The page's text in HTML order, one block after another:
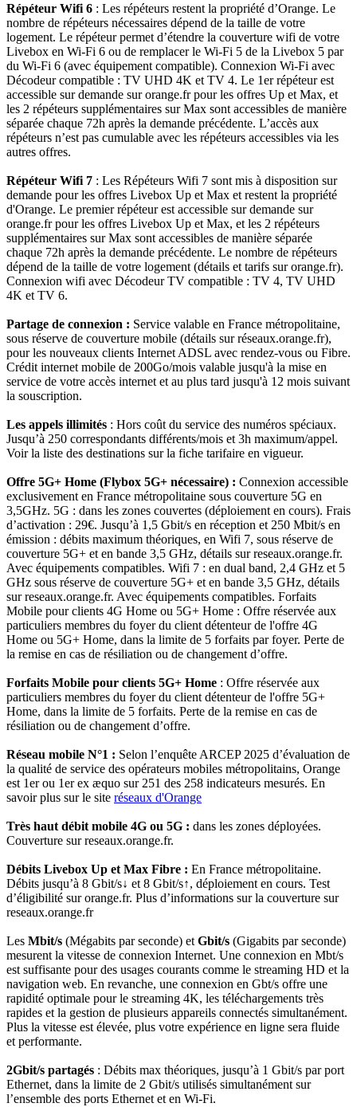
Répéteur Wifi 6 : Les répéteurs restent la propriété d’Orange. Le
nombre de répéteurs nécessaires dépend de la taille de votre
logement. Le répéteur permet d’étendre la couverture wifi de votre
Livebox en Wi-Fi 6 ou de remplacer le Wi-Fi 5 de la Livebox 5 par
du Wi-Fi 6 (avec équipement compatible). Connexion Wi-Fi avec
Décodeur compatible : TV UHD 4K et TV 4. Le 1er répéteur est
accessible sur demande sur orange.fr pour les offres Up et Max, et
les 2 répéteurs supplémentaires sur Max sont accessibles de manière
séparée chaque 72h après la demande précédente. L’accès aux
répéteurs n’est pas cumulable avec les répéteurs accessibles via les
autres offres.
Répéteur Wifi 7 : Les Répéteurs Wifi 7 sont mis à disposition sur
demande pour les offres Livebox Up et Max et restent la propriété
d'Orange. Le premier répéteur est accessible sur demande sur
orange.fr pour les offres Livebox Up et Max, et les 2 répéteurs
supplémentaires sur Max sont accessibles de manière séparée
chaque 72h après la demande précédente. Le nombre de répéteurs
dépend de la taille de votre logement (détails et tarifs sur orange.fr).
Connexion wifi avec Décodeur TV compatible : TV 4, TV UHD
4K et TV 6.
Partage de connexion : Service valable en France métropolitaine,
sous réserve de couverture mobile (détails sur réseaux.orange.fr),
pour les nouveaux clients Internet ADSL avec rendez-vous ou Fibre.
Crédit internet mobile de 200Go/mois valable jusqu'à la mise en
service de votre accès internet et au plus tard jusqu'à 12 mois suivant
la souscription.
Les appels illimités : Hors coût du service des numéros spéciaux.
Jusqu’à 250 correspondants différents/mois et 3h maximum/appel.
Voir la liste des destinations sur la fiche tarifaire en vigueur.
Offre 5G+ Home (Flybox 5G+ nécessaire) : Connexion accessible
exclusivement en France métropolitaine sous couverture 5G en
3,5GHz. 5G : dans les zones couvertes (déploiement en cours). Frais
d’activation : 29€. Jusqu’à 1,5 Gbit/s en réception et 250 Mbit/s en
émission : débits maximum théoriques, en Wifi 7, sous réserve de
couverture 5G+ et en bande 3,5 GHz, détails sur reseaux.orange.fr.
Avec équipements compatibles. Wifi 7 : en dual band, 2,4 GHz et 5
GHz sous réserve de couverture 5G+ et en bande 3,5 GHz, détails
sur reseaux.orange.fr. Avec équipements compatibles. Forfaits
Mobile pour clients 4G Home ou 5G+ Home : Offre réservée aux
particuliers membres du foyer du client détenteur de l'offre 4G
Home ou 5G+ Home, dans la limite de 5 forfaits par foyer. Perte de
la remise en cas de résiliation ou de changement d’offre.
Forfaits Mobile pour clients 5G+ Home : Offre réservée aux
particuliers membres du foyer du client détenteur de l'offre 5G+
Home, dans la limite de 5 forfaits. Perte de la remise en cas de
résiliation ou de changement d’offre.
Réseau mobile N°1 : Selon l’enquête ARCEP 2025 d’évaluation de
la qualité de service des opérateurs mobiles métropolitains, Orange
est 1er ou 1er ex æquo sur 251 des 258 indicateurs mesurés. En
savoir plus sur le site réseaux d'Orange
Très haut débit mobile 4G ou 5G : dans les zones déployées.
Couverture sur reseaux.orange.fr.
Débits Livebox Up et Max Fibre : En France métropolitaine.
Débits jusqu’à 8 Gbit/s↓ et 8 Gbit/s↑, déploiement en cours. Test
d’éligibilité sur orange.fr. Plus d’informations sur la couverture sur
reseaux.orange.fr
Les Mbit/s (Mégabits par seconde) et Gbit/s (Gigabits par seconde)
mesurent la vitesse de connexion Internet. Une connexion en Mbt/s
est suffisante pour des usages courants comme le streaming HD et la
navigation web. En revanche, une connexion en Gbt/s offre une
rapidité optimale pour le streaming 4K, les téléchargements très
rapides et la gestion de plusieurs appareils connectés simultanément.
Plus la vitesse est élevée, plus votre expérience en ligne sera fluide
et performante.
2Gbit/s partagés : Débits max théoriques, jusqu’à 1 Gbit/s par port
Ethernet, dans la limite de 2 Gbit/s utilisés simultanément sur
l’ensemble des ports Ethernet et en Wi-Fi.